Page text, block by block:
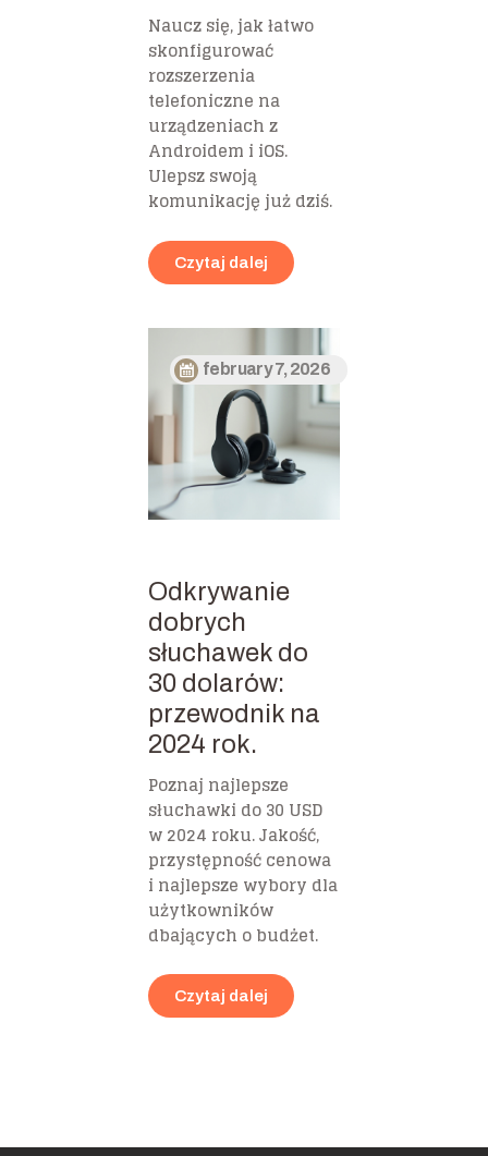
Naucz się, jak łatwo
skonfigurować
rozszerzenia
telefoniczne na
urządzeniach z
Androidem i iOS.
Ulepsz swoją
komunikację już dziś.
Czytaj dalej
february 7, 2026
Odkrywanie
dobrych
słuchawek do
30 dolarów:
przewodnik na
2024 rok.
Poznaj najlepsze
słuchawki do 30 USD
w 2024 roku. Jakość,
przystępność cenowa
i najlepsze wybory dla
użytkowników
dbających o budżet.
Czytaj dalej